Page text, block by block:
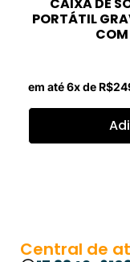
CAIXA DE
PORTÁTIL
COM
em até 6x de R$
Central de